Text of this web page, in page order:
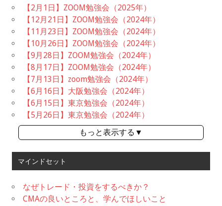
【2月1日】ZOOM勉強会（2025年）
【12月21日】ZOOM勉強会（2024年）
【11月23日】ZOOM勉強会（2024年）
【10月26日】ZOOM勉強会（2024年）
【9月28日】ZOOM勉強会（2024年）
【8月17日】ZOOM勉強会（2024年）
【7月13日】zoom勉強会（2024年）
【6月16日】大阪勉強会（2024年）
【6月15日】東京勉強会（2024年）
【5月26日】東京勉強会（2024年）
もっと表示する▼
マインドセット
なぜトレード・投資をするべきか？
CMAの良いところと、学んでほしいこと